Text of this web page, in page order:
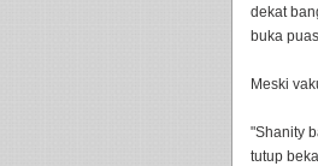
dekat
buka
Meski
"Shanity
tutup